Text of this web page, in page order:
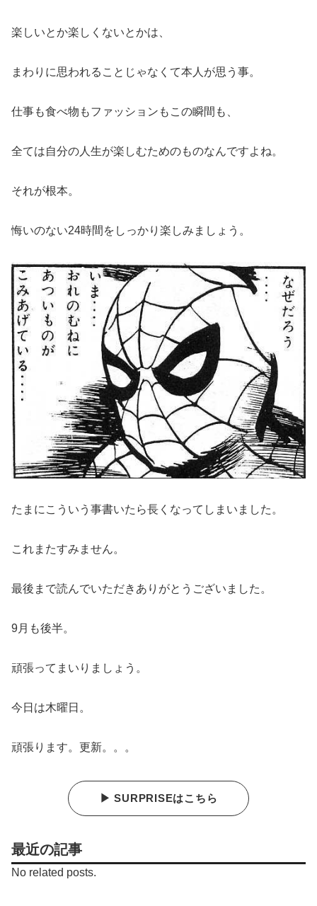
楽しいとか楽しくないとかは、
まわりに思われることじゃなくて本人が思う事。
仕事も食べ物もファッションもこの瞬間も、
全ては自分の人生が楽しむためのものなんですよね。
それが根本。
悔いのない24時間をしっかり楽しみましょう。
たまにこういう事書いたら長くなってしまいました。
これまたすみません。
最後まで読んでいただきありがとうございました。
9月も後半。
頑張ってまいりましょう。
今日は木曜日。
頑張ります。更新。。。
▶ SURPRISEはこちら
最近の記事
No related posts.